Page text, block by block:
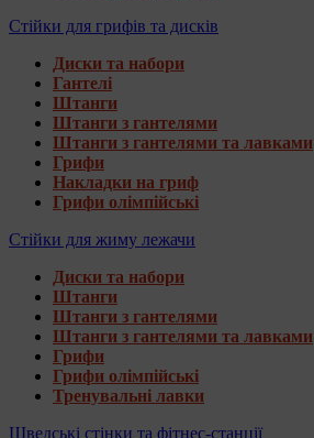
Стійки для грифів та дисків
Диски та набори
Гантелі
Штанги
Штанги з гантелями
Штанги з гантелями та лавками
Грифи
Накладки на гриф
Грифи олімпійські
Стійки для жиму лежачи
Диски та набори
Штанги
Штанги з гантелями
Штанги з гантелями та лавками
Грифи
Грифи олімпійські
Тренувальні лавки
Шведські стінки та фітнес-станції